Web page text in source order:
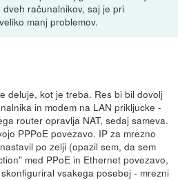
računalnikov, saj je pri
manj problemov.
deluje, kot je treba. Res bi bil dovolj
in modem na LAN prikljucke -
router opravlja NAT, sedaj sameva.
PPPoE povezavo. IP za mrezno
po zelji (opazil sem, da sem
med PPoE in Ethernet povezavo,
vsakega posebej - mrezni